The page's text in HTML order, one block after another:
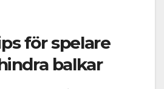
för spelare
balkar